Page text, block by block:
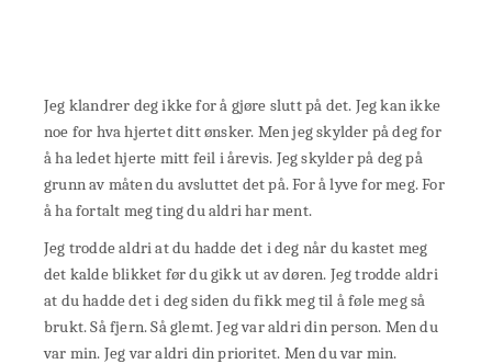
Jeg klandrer deg ikke for å gjøre slutt på det. Jeg kan ikke
noe for hva hjertet ditt ønsker. Men jeg skylder på deg for
å ha ledet hjerte mitt feil i årevis. Jeg skylder på deg på
grunn av måten du avsluttet det på. For å lyve for meg. For
å ha fortalt meg ting du aldri har ment.
Jeg trodde aldri at du hadde det i deg når du kastet meg
det kalde blikket før du gikk ut av døren. Jeg trodde aldri
at du hadde det i deg siden du fikk meg til å føle meg så
brukt. Så fjern. Så glemt. Jeg var aldri din person. Men du
var min. Jeg var aldri din prioritet. Men du var min.